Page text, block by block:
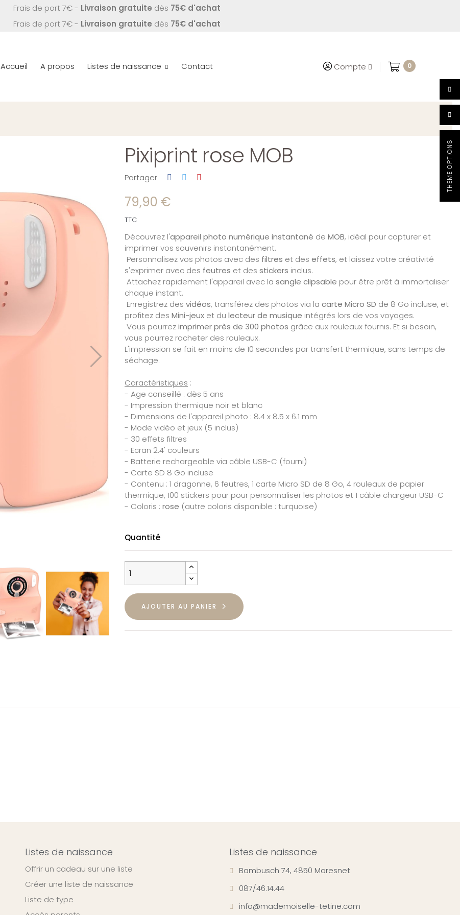
Frais de port 7€ - Livraison gratuite dès 75€ d'achat
Frais de port 7€ - Livraison gratuite dès 75€ d'achat
Accueil A propos Listes de naissance Contact Compte 0
Pixiprint rose MOB
Partager
79,90 €
TTC
Découvrez l'appareil photo numérique instantané de MOB, idéal pour capturer et
imprimer vos souvenirs instantanément.
Personnalisez vos photos avec des filtres et des effets, et laissez votre créativité
s'exprimer avec des feutres et des stickers inclus.
Attachez rapidement l'appareil avec la sangle clipsable pour être prêt à immortaliser
chaque instant.
Enregistrez des vidéos, transférez des photos via la carte Micro SD de 8 Go incluse, et
profitez des Mini-jeux et du lecteur de musique intégrés lors de vos voyages.
Vous pourrezimprimer près de 300 photos grâce aux rouleaux fournis. Et si besoin,
vous pourrez racheter des rouleaux.
L'impression se fait en moins de 10 secondes par transfert thermique, sans temps de
séchage.
Caractéristiques :
- Age conseillé : dès 5 ans
- Impression thermique noir et blanc
- Dimensions de l'appareil photo : 8.4 x 8.5 x 6.1 mm
- Mode vidéo et jeux (5 inclus)
- 30 effets filtres
- Ecran 2.4' couleurs
- Batterie rechargeable via câble USB-C (fourni)
- Carte SD 8 Go incluse
- Contenu : 1 dragonne, 6 feutres, 1 carte Micro SD de 8 Go, 4 rouleaux de papier
thermique, 100 stickers pour pour personnaliser les photos et 1 câble chargeur USB-C
- Coloris : rose (autre coloris disponible : turquoise)
Quantité
AJOUTER AU PANIER
Listes de naissance
Offrir un cadeau sur une liste
Créer une liste de naissance
Liste de type
Listes de naissance
Bambusch 74, 4850 Moresnet
087/46.14.44
info@mademoiselle-tetine.com
THEME OPTIONS